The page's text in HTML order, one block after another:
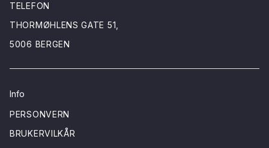
TELEFON
THORMØHLENS GATE 51,
5006 BERGEN
Info
PERSONVERN
BRUKERVILKÅR